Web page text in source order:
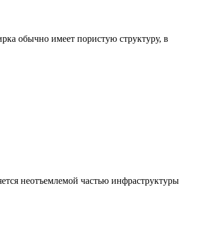
обычно имеет пористую структуру, в
неотъемлемой частью инфраструктуры